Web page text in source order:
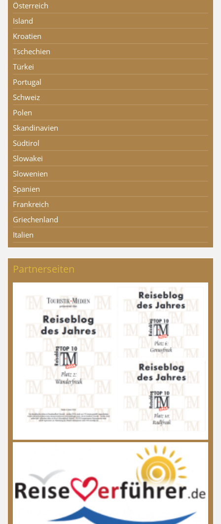
Österreich
Island
Kroatien
Tschechien
Türkei
Portugal
Schweiz
Polen
Skandinavien
Südtirol
Slowakei
Slowenien
Spanien
Frankreich
Griechenland
Italien
Partnerseiten